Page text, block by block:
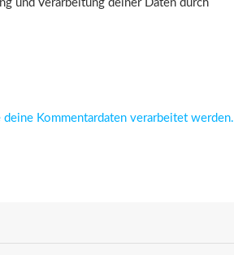
und Verarbeitung deiner Daten durch
deine Kommentardaten verarbeitet werden.